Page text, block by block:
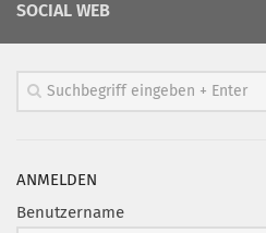
SOCIAL WEB
ANMELDEN
Benutzername